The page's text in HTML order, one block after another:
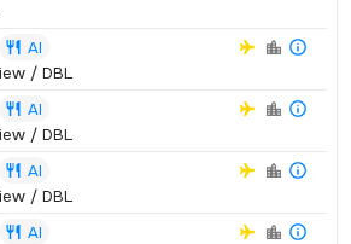
AI
/ DBL
AI
/ DBL
AI
/ DBL
AI